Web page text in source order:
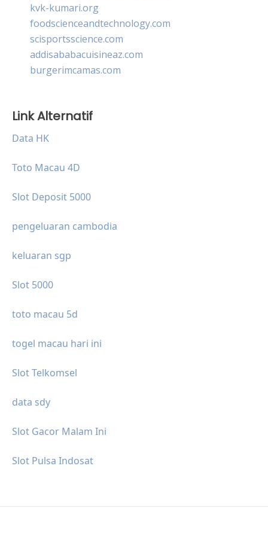
kvk-kumari.org
foodscienceandtechnology.com
scisportsscience.com
addisababacuisineaz.com
burgerimcamas.com
Link Alternatif
Data HK
Toto Macau 4D
Slot Deposit 5000
pengeluaran cambodia
keluaran sgp
Slot 5000
toto macau 5d
togel macau hari ini
Slot Telkomsel
data sdy
Slot Gacor Malam Ini
Slot Pulsa Indosat